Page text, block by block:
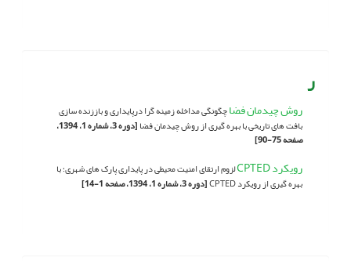
ر
روش چیدمان فضاچگونگی مداخله زمینه گرا درپایداری و باززنده سازی
بافت های تاریخی با بهره گیری از روش چیدمان فضا
[دوره 3، شماره 1، 1394،
صفحه 75-90]
رویکرد CPTED
لزوم ارتقای امنیت محیطی در پایداری پارک های شهری؛ با
بهره گیری از رویکرد CPTED
[دوره 3، شماره 1، 1394، صفحه 1-14]